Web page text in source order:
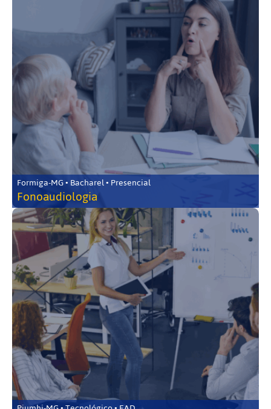
Formiga-MG • Bacharel • Presencial
Fonoaudiologia